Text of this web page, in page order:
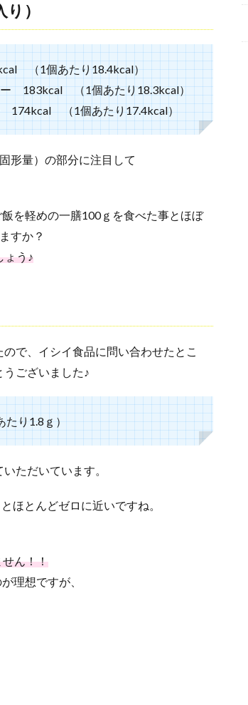
）
（1個あたり18.4kcal）
183kcal （1個あたり18.3kcal）
174kcal （1個あたり17.4kcal）
形量）の部分に注目して
を軽めの一膳100ｇを食べた事とほぼ
すか？
ょう♪
で、イシイ食品に問い合わせたとこ
ございました♪
り1.8ｇ）
ただいています。
ほとんどゼロに近いですね。
ん！！
理想ですが、